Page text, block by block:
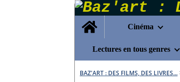
Home
Cinéma
Lectures en tous genres
BAZ'ART : DES FILMS, DES LIVRES...